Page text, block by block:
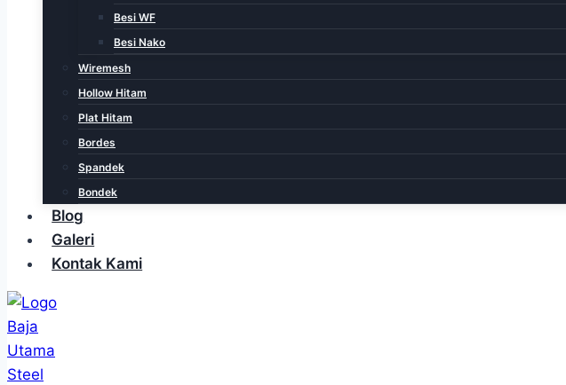
Besi WF
Besi Nako
Wiremesh
Hollow Hitam
Plat Hitam
Bordes
Spandek
Bondek
Blog
Galeri
Kontak Kami